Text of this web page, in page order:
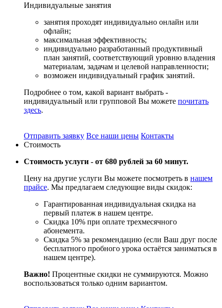
Индивидуальные занятия
занятия проходят индивидуально онлайн или
офлайн;
максимальная эффективность;
индивидуально разработанный продуктивный
план занятий, соответствующий уровню владения
материалам, задачам и целевой направленности;
возможен индивидуальный график занятий.
Подробнее о том, какой вариант выбрать -
индивидуальный или групповой Вы можете почитать
здесь.
Отправить заявку Все наши цены Контакты
Стоимость
Стоимость услуги - от 680 рублей за 60 минут.
Цену на другие услуги Вы можете посмотреть в нашем
прайсе. Мы предлагаем следующие виды скидок:
Гарантированная индивидуальная скидка на
первый платеж в нашем центре.
Скидка 10% при оплате трехмесячного
абонемента.
Скидка 5% за рекомендацию (если Ваш друг после
бесплатного пробного урока остаётся заниматься в
нашем центре).
Важно! Процентные скидки не суммируются. Можно
воспользоваться только одним вариантом.